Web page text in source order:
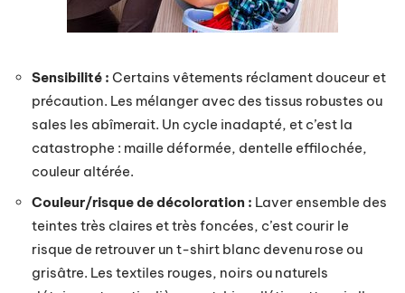
Sensibilité : Certains vêtements réclament douceur et
précaution. Les mélanger avec des tissus robustes ou
sales les abîmerait. Un cycle inadapté, et c’est la
catastrophe : maille déformée, dentelle effilochée,
couleur altérée.
Couleur/risque de décoloration : Laver ensemble des
teintes très claires et très foncées, c’est courir le
risque de retrouver un t-shirt blanc devenu rose ou
grisâtre. Les textiles rouges, noirs ou naturels